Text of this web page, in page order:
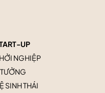
UP
NGHIỆP
SINH THÁI